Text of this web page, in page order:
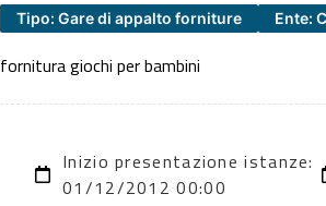
Tipo: Gare di appalto forniture Ente:
fornitura giochi per bambini
Inizio presentazione istanze:
01/12/2012 00:00